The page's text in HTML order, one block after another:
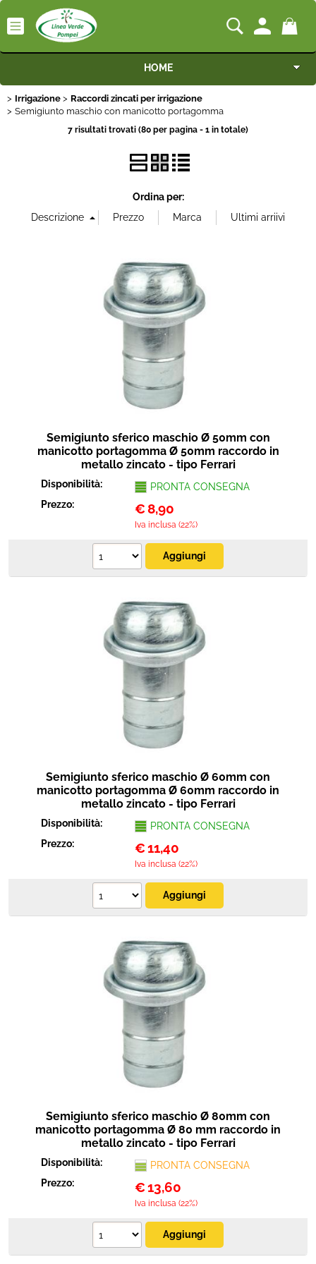
HOME
Macchine
Generatori
Irrigazione
Pompe idrauliche
Protezione
Pet Store
Agricoltura
Irrigazione
Raccordi zincati per irrigazione
Semigiunto maschio con manicotto portagomma
7 risultati trovati (80 per pagina - 1 in totale)
Ordina per:
Semigiunto sferico maschio Ø 50mm con
manicotto portagomma Ø 50mm raccordo in
metallo zincato - tipo Ferrari
Disponibilità:
PRONTA CONSEGNA
Prezzo:
€8,90
Iva inclusa (22%)
Semigiunto sferico maschio Ø 60mm con
manicotto portagomma Ø 60mm raccordo in
metallo zincato - tipo Ferrari
Disponibilità:
PRONTA CONSEGNA
Prezzo:
€11,40
Iva inclusa (22%)
Semigiunto sferico maschio Ø 80mm con
manicotto portagomma Ø 80 mm raccordo in
metallo zincato - tipo Ferrari
Disponibilità:
PRONTA CONSEGNA
Prezzo:
€13,60
Iva inclusa (22%)